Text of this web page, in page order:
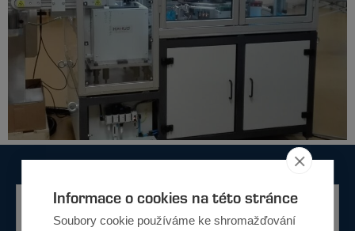
Potřebujete poradit?
Informace o cookies na této stránce
Soubory cookie používáme ke shromažďování